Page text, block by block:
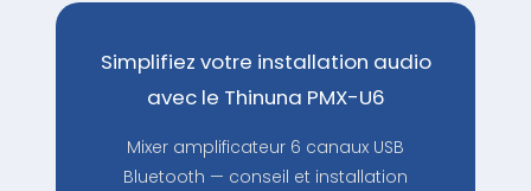
Simplifiez votre installation audio
avec le Thinuna PMX-U6
Mixer amplificateur 6 canaux USB
Bluetooth — conseil et installation